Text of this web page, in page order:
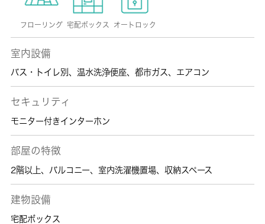
フローリング 宅配ボックス オートロック
室内設備
バス・トイレ別 、 温水洗浄便座、 都市ガス、 エアコン
セキュリティ
モニター付きインターホン
部屋の特徴
2階以上、 バルコニー、 室内洗濯機置場、 収納スペース
建物設備
宅配ボックス